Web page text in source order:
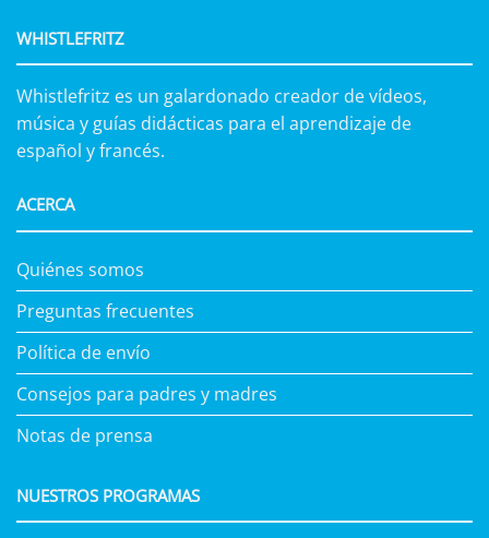
WHISTLEFRITZ
Whistlefritz es un galardonado creador de vídeos,
música y guías didácticas para el aprendizaje de
español y francés.
ACERCA
Quiénes somos
Preguntas frecuentes
Política de envío
Consejos para padres y madres
Notas de prensa
NUESTROS PROGRAMAS